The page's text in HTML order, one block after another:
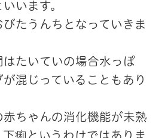
います。
たうんちとなっていきま
たいていの場合水っぽ
混じっていることもあり
赤ちゃんの消化機能が未熟
痢というわけではありま